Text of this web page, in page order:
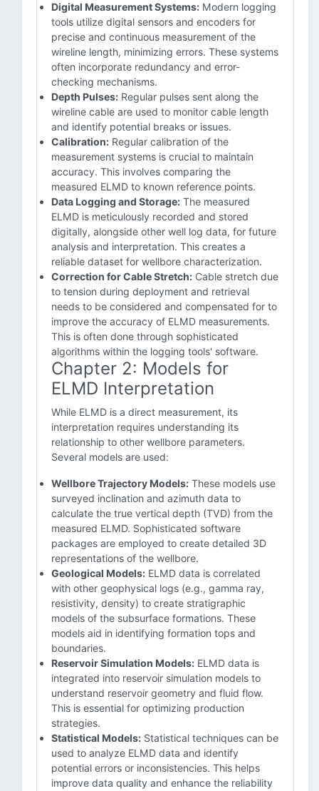
Digital Measurement Systems: Modern logging
tools utilize digital sensors and encoders for
precise and continuous measurement of the
wireline length, minimizing errors. These systems
often incorporate redundancy and error-
checking mechanisms.
Depth Pulses: Regular pulses sent along the
wireline cable are used to monitor cable length
and identify potential breaks or issues.
Calibration: Regular calibration of the
measurement systems is crucial to maintain
accuracy. This involves comparing the
measured ELMD to known reference points.
Data Logging and Storage: The measured
ELMD is meticulously recorded and stored
digitally, alongside other well log data, for future
analysis and interpretation. This creates a
reliable dataset for wellbore characterization.
Correction for Cable Stretch: Cable stretch due
to tension during deployment and retrieval
needs to be considered and compensated for to
improve the accuracy of ELMD measurements.
This is often done through sophisticated
algorithms within the logging tools' software.
Chapter 2: Models for
ELMD Interpretation
While ELMD is a direct measurement, its
interpretation requires understanding its
relationship to other wellbore parameters.
Several models are used:
Wellbore Trajectory Models: These models use
surveyed inclination and azimuth data to
calculate the true vertical depth (TVD) from the
measured ELMD. Sophisticated software
packages are employed to create detailed 3D
representations of the wellbore.
Geological Models: ELMD data is correlated
with other geophysical logs (e.g., gamma ray,
resistivity, density) to create stratigraphic
models of the subsurface formations. These
models aid in identifying formation tops and
boundaries.
Reservoir Simulation Models: ELMD data is
integrated into reservoir simulation models to
understand reservoir geometry and fluid flow.
This is essential for optimizing production
strategies.
Statistical Models: Statistical techniques can be
used to analyze ELMD data and identify
potential errors or inconsistencies. This helps
improve data quality and enhance the reliability